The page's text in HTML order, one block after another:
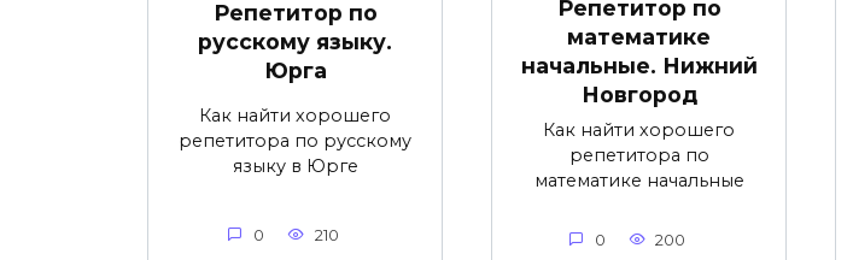
Репетитор по
русскому языку.
Юрга
Как найти хорошего
репетитора по русскому
языку в Юрге
0 210
Репетитор по
математике
начальные. Нижний
Новгород
Как найти хорошего
репетитора по
математике начальные
0 200